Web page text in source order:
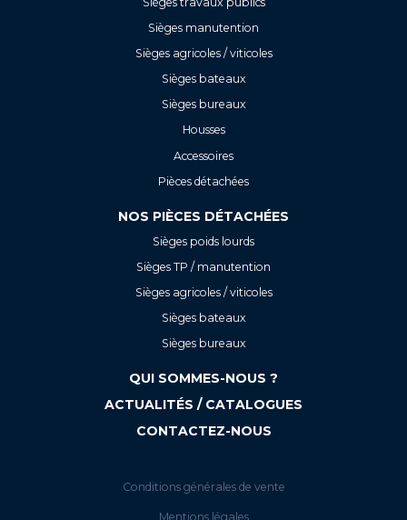
Sièges manutention
Sièges agricoles / viticoles
Sièges bateaux
Sièges bureaux
Housses
Accessoires
Pièces détachées
NOS PIÈCES DÉTACHÉES
Sièges poids lourds
Sièges TP / manutention
Sièges agricoles / viticoles
Sièges bateaux
Sièges bureaux
QUI SOMMES-NOUS ?
ACTUALITÉS / CATALOGUES
CONTACTEZ-NOUS
Conditions générales de vente
Mentions légales